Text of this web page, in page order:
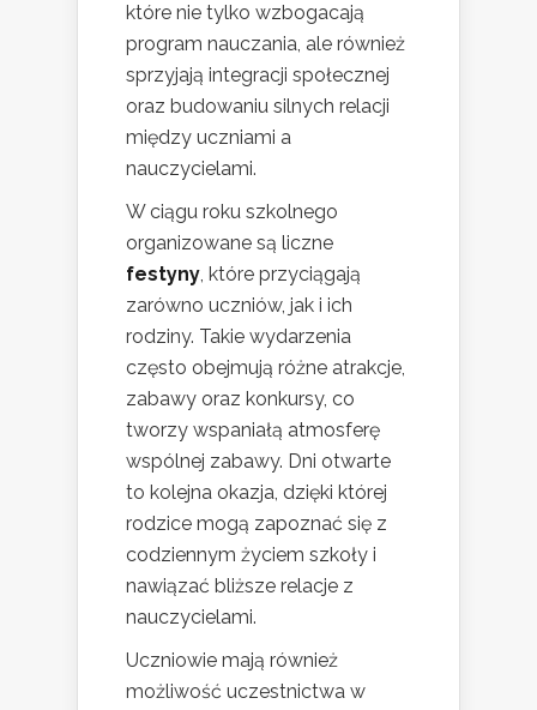
które nie tylko wzbogacają
program nauczania, ale również
sprzyjają integracji społecznej
oraz budowaniu silnych relacji
między uczniami a
nauczycielami.
W ciągu roku szkolnego
organizowane są liczne
festyny, które przyciągają
zarówno uczniów, jak i ich
rodziny. Takie wydarzenia
często obejmują różne atrakcje,
zabawy oraz konkursy, co
tworzy wspaniałą atmosferę
wspólnej zabawy. Dni otwarte
to kolejna okazja, dzięki której
rodzice mogą zapoznać się z
codziennym życiem szkoły i
nawiązać bliższe relacje z
nauczycielami.
Uczniowie mają również
możliwość uczestnictwa w